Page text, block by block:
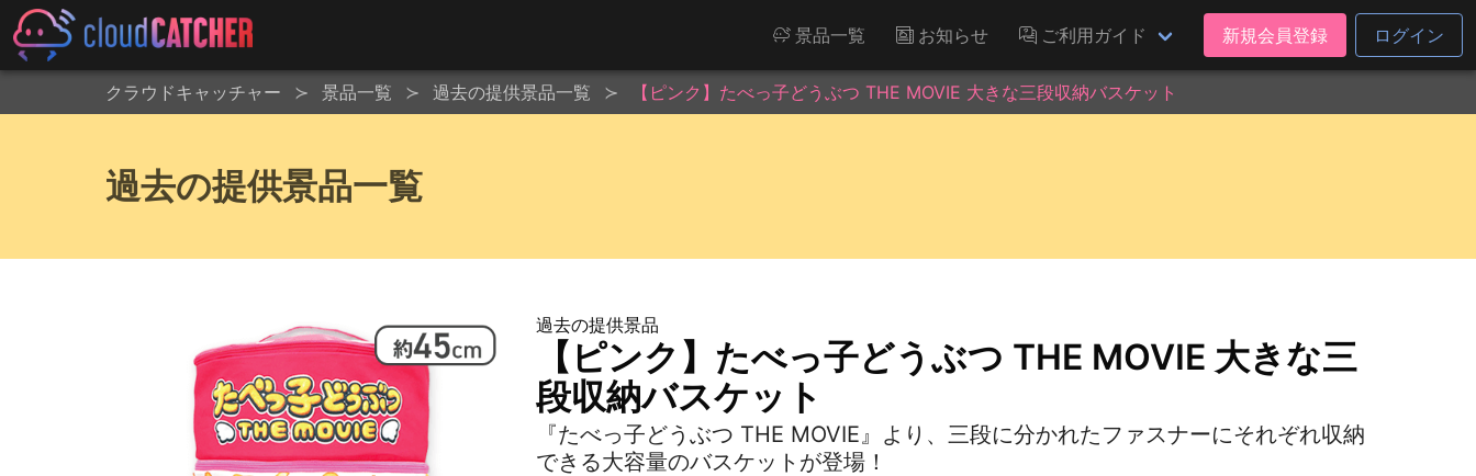
景品一覧 お知らせ ご利用ガイド 新規会員登録 ログイン
クラウドキャッチャー 景品一覧 過去の提供景品一覧 【ピンク】たべっ子どうぶつ THE MOVIE 大きな三段収納バスケット
過去の提供景品一覧
過去の提供景品
【ピンク】たべっ子どうぶつ THE MOVIE 大きな三
段収納バスケット
『たべっ子どうぶつ THE MOVIE』より、三段に分かれたファスナーにそれぞれ収納
できる大容量のバスケットが登場！